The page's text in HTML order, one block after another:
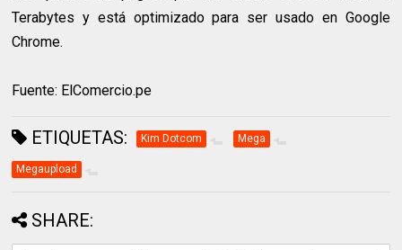
Terabytes y está optimizado para ser usado en Google
Chrome.
Fuente: ElComercio.pe
ETIQUETAS: Kim Dotcom Mega
Megaupload
SHARE: